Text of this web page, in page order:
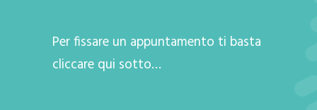
Per fissare un appuntamento ti basta
cliccare qui sotto…